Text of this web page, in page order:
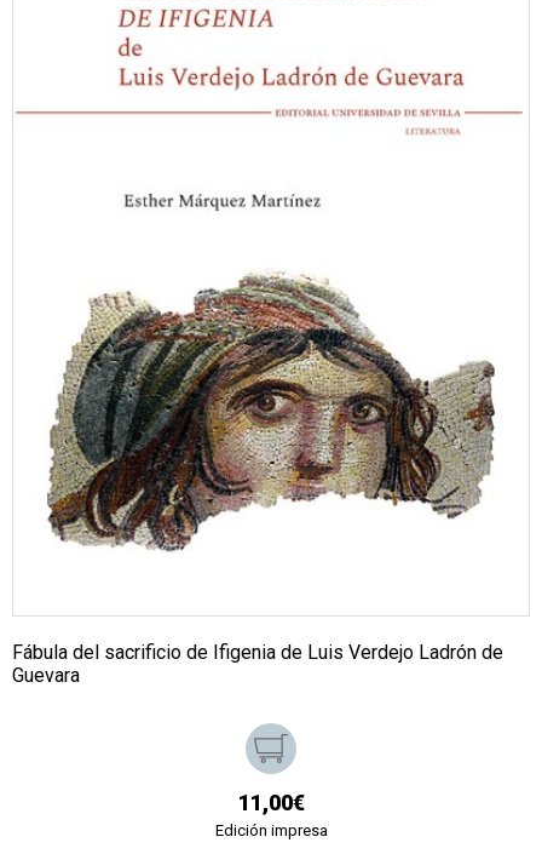
Fábula del sacrificio de Ifigenia de Luis Verdejo Ladrón de
Guevara
11,00€
Edición impresa